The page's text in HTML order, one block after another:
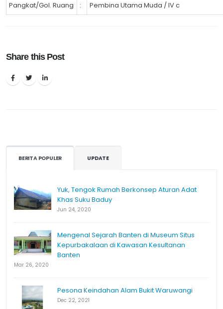
Pangkat/Gol. Ruang
: Pembina Utama Muda / IV c
Share this Post
BERITA POPULER UPDATE
Yuk, Tengok Rumah Berkonsep Aturan Adat
Khas Suku Baduy
Jun 24, 2020
Mengenal Sejarah Banten di Museum Situs
Kepurbakalaan di Kawasan Kesultanan
Banten
Mar 26, 2020
Pesona Keindahan Alam Bukit Waruwangi
Dec 22, 2021